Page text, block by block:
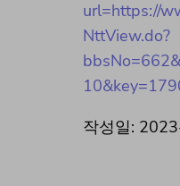
url=https://
NttView.do?
작성일: